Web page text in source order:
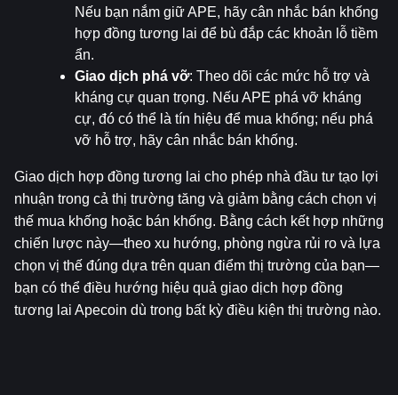
Nếu bạn nắm giữ APE, hãy cân nhắc bán khống
hợp đồng tương lai để bù đắp các khoản lỗ tiềm
ẩn.
Giao dịch phá vỡ: Theo dõi các mức hỗ trợ và
kháng cự quan trọng. Nếu APE phá vỡ kháng
cự, đó có thể là tín hiệu để mua khống; nếu phá
vỡ hỗ trợ, hãy cân nhắc bán khống.
Giao dịch hợp đồng tương lai cho phép nhà đầu tư tạo lợi
nhuận trong cả thị trường tăng và giảm bằng cách chọn vị
thế mua khống hoặc bán khống. Bằng cách kết hợp những
chiến lược này—theo xu hướng, phòng ngừa rủi ro và lựa
chọn vị thế đúng dựa trên quan điểm thị trường của bạn—
bạn có thể điều hướng hiệu quả giao dịch hợp đồng
tương lai Apecoin dù trong bất kỳ điều kiện thị trường nào.